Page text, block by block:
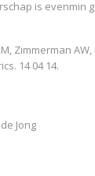
is evenmin
Zimmerman
14 04 14.
Jong